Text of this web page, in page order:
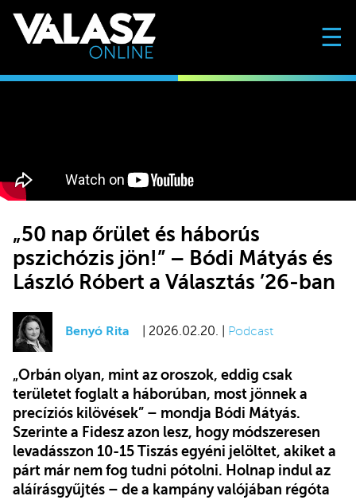
☰
„50 nap őrület és háborús
pszichózis jön!” – Bódi Mátyás és
László Róbert a Választás ’26-ban
Benyó Rita | 2026.02.20. | Podcast
„Orbán olyan, mint az oroszok, eddig csak
területet foglalt a háborúban, most jönnek a
precíziós kilövések” – mondja Bódi Mátyás.
Szerinte a Fidesz azon lesz, hogy módszeresen
levadásszon 10-15 Tiszás egyéni jelöltet, akiket a
párt már nem fog tudni pótolni. Holnap indul az
aláírásgyűjtés – de a kampány valójában régóta